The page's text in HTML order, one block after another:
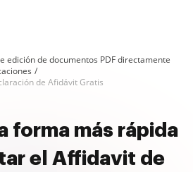
edición de documentos PDF directamente
de Afidávit Gratis
forma más rápida
el Affidavit de